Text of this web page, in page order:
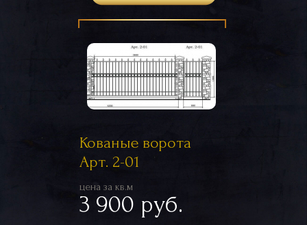
Кованые ворота
Арт. 2-01
цена за кв.м
3 900 руб.